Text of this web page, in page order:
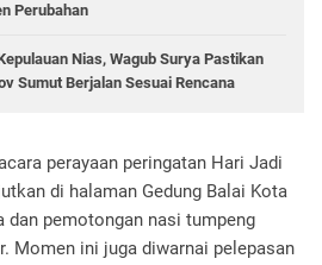
Perubahan
Nias, Wagub Surya Pastikan
Sumut Berjalan Sesuai Rencana
perayaan peringatan Hari Jadi
di halaman Gedung Balai Kota
dan pemotongan nasi tumpeng
Momen ini juga diwarnai pelepasan